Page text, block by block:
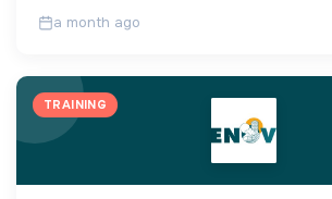
a month ago
TRAINING